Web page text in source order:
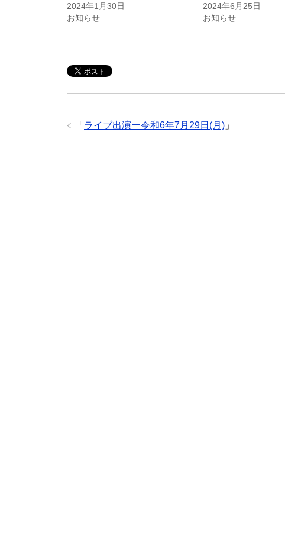
2024年1月30日
お知らせ
2024年6月25日
お知らせ
「 ライブ出演ー令和6年7月29日(月) 」